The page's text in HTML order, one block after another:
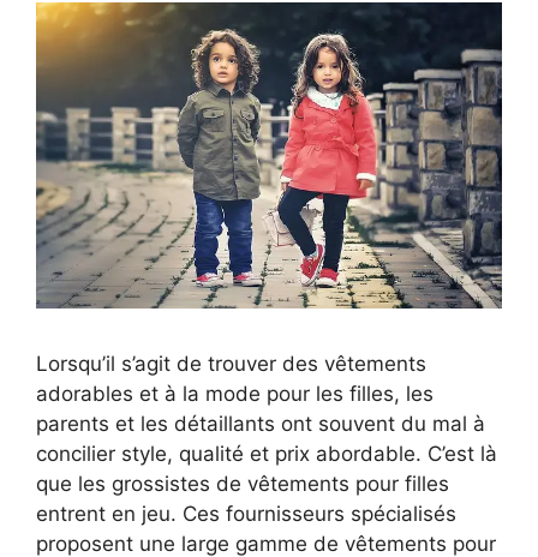
Lorsqu’il s’agit de trouver des vêtements
adorables et à la mode pour les filles, les
parents et les détaillants ont souvent du mal à
concilier style, qualité et prix abordable. C’est là
que les grossistes de vêtements pour filles
entrent en jeu. Ces fournisseurs spécialisés
proposent une large gamme de vêtements pour